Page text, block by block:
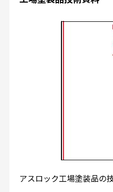
アスロック工場塗装品の